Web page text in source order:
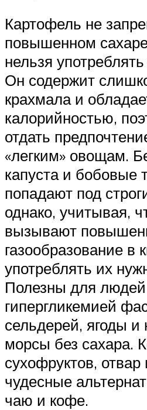
Картофель не
повышенном
нельзя
Он содержит
крахмала и
калорийностью,
отдать
«легким» овощам.
капуста и бобовые
попадают под
однако, учитывая,
вызывают
газообразование в
употреблять их
Полезны для
гипергликемией
сельдерей, ягоды и
морсы без сахара.
сухофруктов,
чудесные
чаю и кофе.